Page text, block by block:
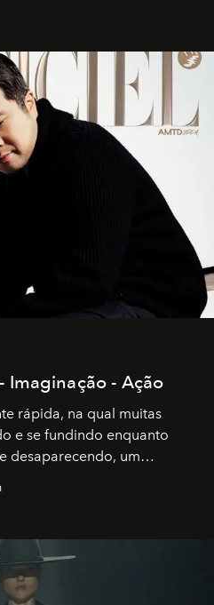
Imaginação - Ação
rápida, na qual muitas
e se fundindo enquanto
desaparecendo, um
caminho para muitos
senso de missão na vida e